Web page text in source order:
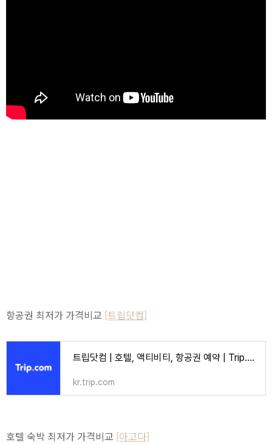
항공권 최저가 가격비교 [트립닷컴]
트립닷컴 | 호텔, 액티비티, 항공권 예약 | Trip.com
kr.trip.com
호텔 숙박 최저가 가격비교 [아고다]